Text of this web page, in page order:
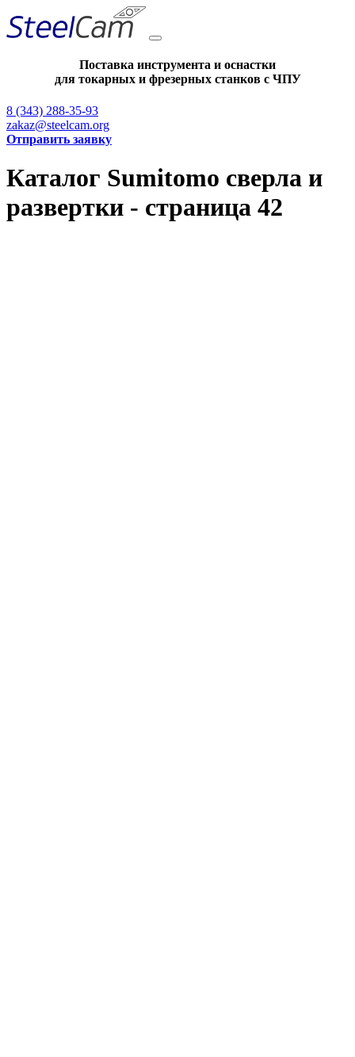
Поставка инструмента и оснастки
для токарных и фрезерных станков с ЧПУ
8 (343) 288-35-93
zakaz@steelcam.org
Отправить заявку
Каталог Sumitomo сверла и
развертки - страница 42